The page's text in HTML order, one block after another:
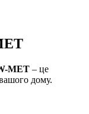
MET – це
дому.